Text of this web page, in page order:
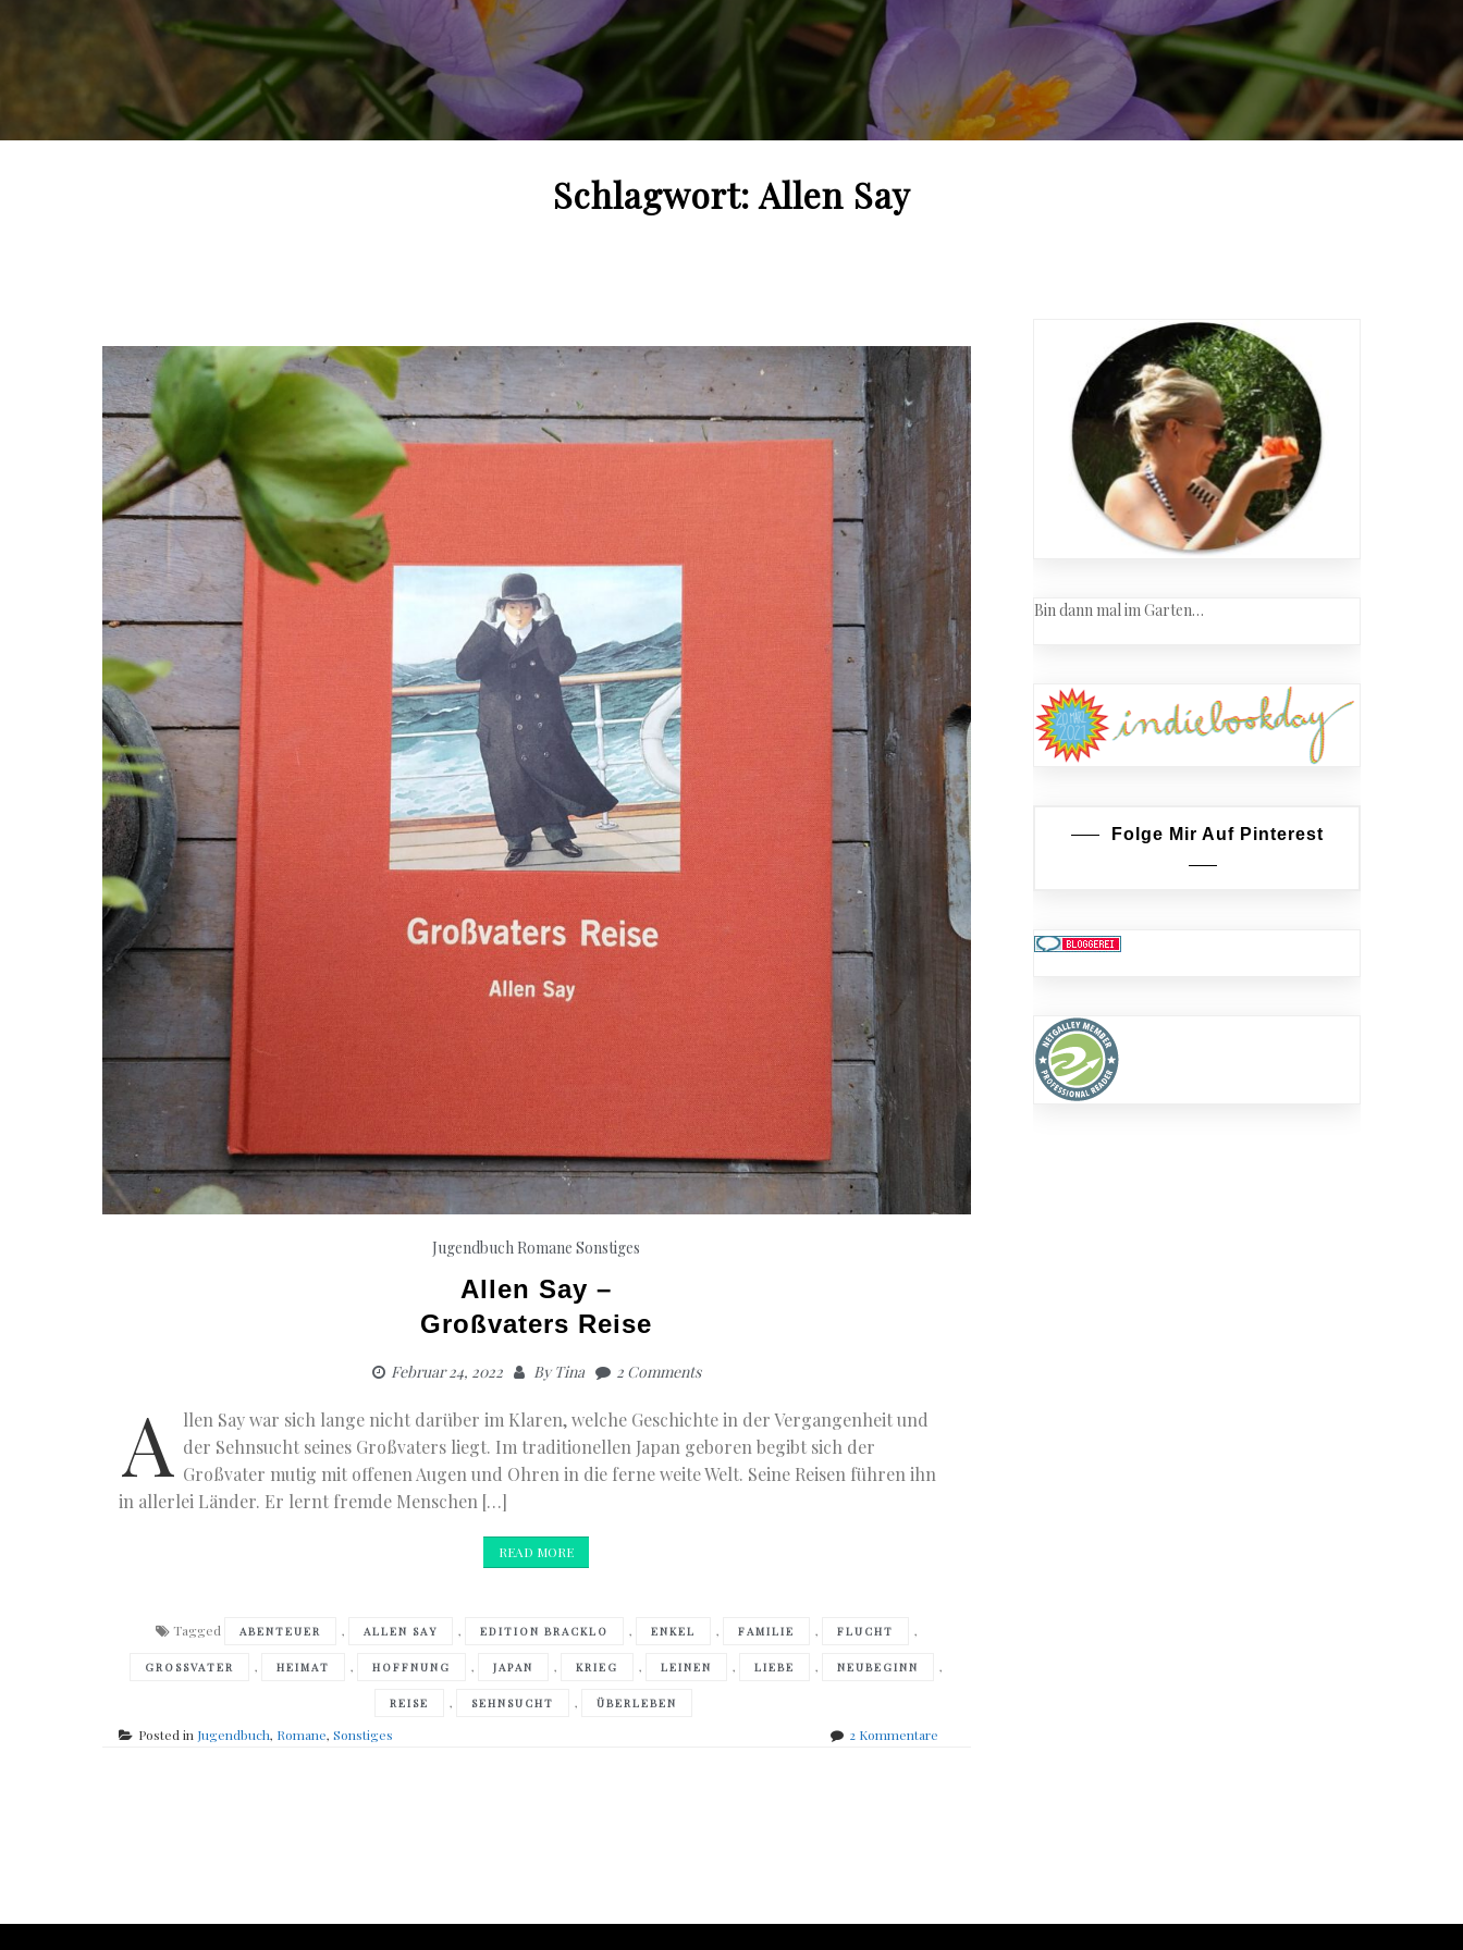
Schlagwort:Allen Say
Jugendbuch Romane Sonstiges
Allen Say –
Großvaters Reise
Februar 24, 2022 ByTina 2 Comments
A llen Say war sich lange nicht darüber im Klaren, welche Geschichte in der Vergangenheit und
der Sehnsucht seines Großvaters liegt. Im traditionellen Japan geboren begibt sich der
Großvater mutig mit offenen Augen und Ohren in die ferne weite Welt. Seine Reisen führen ihn
in allerlei Länder. Er lernt fremde Menschen […]
READ MORE
Tagged ABENTEUER , ALLEN SAY , EDITION BRACKLO , ENKEL , FAMILIE , FLUCHT ,
GROSSVATER , HEIMAT , HOFFNUNG , JAPAN , KRIEG , LEINEN , LIEBE , NEUBEGINN ,
REISE , SEHNSUCHT , ÜBERLEBEN
Posted in Jugendbuch, Romane,Sonstiges 2 Kommentarezu
Bin dann mal im Garten…
Folge Mir Auf Pinterest